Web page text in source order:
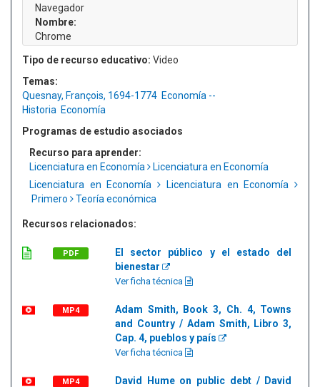
Navegador
Nombre:
Chrome
Tipo de recurso educativo: Video
Temas:
Quesnay, François, 1694-1774 Economía --
Historia Economía
Programas de estudio asociados
Recurso para aprender:
Licenciatura en Economía
Licenciatura en Economía
Licenciatura en Economía
Licenciatura en Economía
Primero
Teoría económica
Recursos relacionados:
PDF
El sector público y el estado del
bienestar
Ver ficha técnica
MP4
Adam Smith, Book 3, Ch. 4, Towns
and Country / Adam Smith, Libro 3,
Cap. 4, pueblos y país
Ver ficha técnica
MP4
David Hume on public debt / David